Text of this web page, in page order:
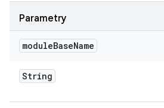
Parametry
moduleBaseName
String